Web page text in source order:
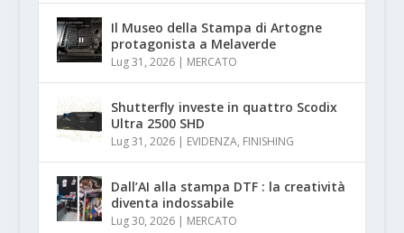
Il Museo della Stampa di Artogne
protagonista a Melaverde
Lug 31, 2026| MERCATO
Shutterfly investe in quattro Scodix
Ultra 2500 SHD
Lug 31, 2026| EVIDENZA, FINISHING
Dall’AI alla stampa DTF : la creatività
diventa indossabile
Lug 30, 2026| MERCATO